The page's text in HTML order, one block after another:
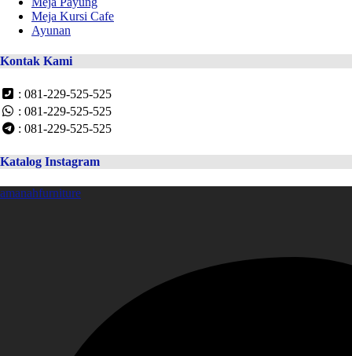
Meja Kursi Cafe
Ayunan
Kontak Kami
: 081-229-525-525
: 081-229-525-525
: 081-229-525-525
Katalog Instagram
amanahfurniture